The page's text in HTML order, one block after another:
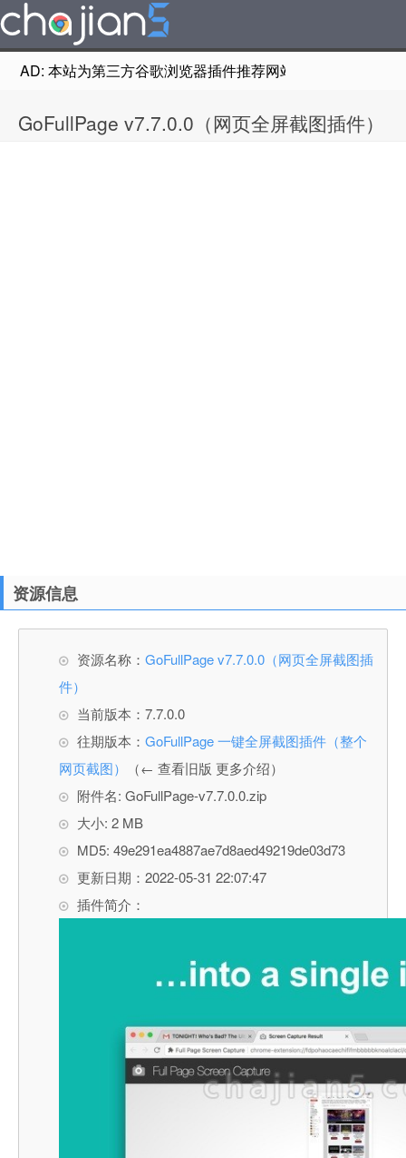
AD: 本站为第三方谷歌浏览器插件推荐网站，非Google
GoFullPage v7.7.0.0（网页全屏截图插件）
资源信息
资源名称： GoFullPage v7.7.0.0（网页全屏截图插
件）
当前版本：7.7.0.0
往期版本： GoFullPage 一键全屏截图插件（整个
网页截图）
（← 查看旧版 更多介绍）
附件名: GoFullPage-v7.7.0.0.zip
大小: 2 MB
MD5: 49e291ea4887ae7d8aed49219de03d73
更新日期：2022-05-31 22:07:47
插件简介：